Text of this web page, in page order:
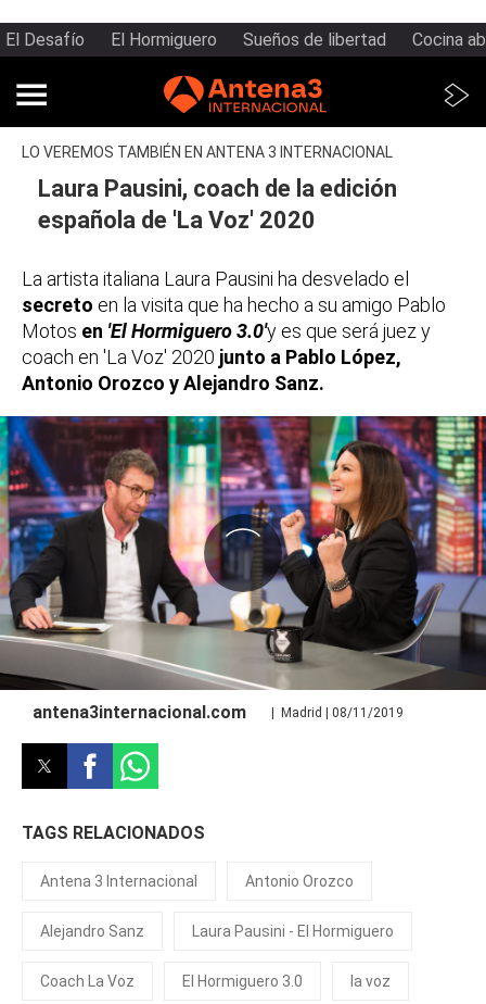
El Desafío El Hormiguero Sueños de libertad Cocina
LO VEREMOS TAMBIÉN EN ANTENA 3 INTERNACIONAL
Laura Pausini, coach de la edición
española de 'La Voz' 2020
La artista italiana Laura Pausini ha desvelado el
secreto en la visita que ha hecho a su amigo Pablo
Motos en 'El Hormiguero 3.0'y es que será juez y
coach en 'La Voz' 2020 junto a Pablo López,
Antonio Orozco y Alejandro Sanz.
antena3internacional.com | Madrid | 08/11/2019
TAGS RELACIONADOS
Antena 3 Internacional Antonio Orozco
Alejandro Sanz Laura Pausini - El Hormiguero
Coach La Voz El Hormiguero 3.0 la voz